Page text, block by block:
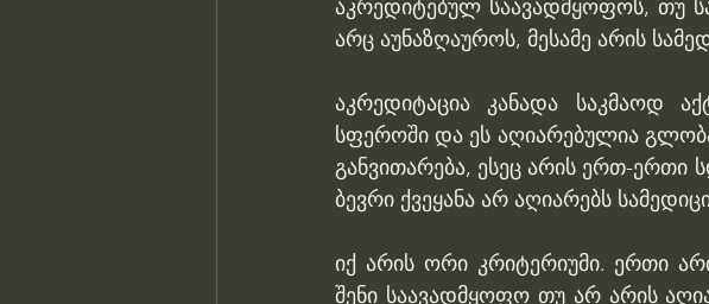
აკრედიტებულ საავადმყოფოს, თუ
არც აუნაზღაუროს, მესამე არის
აკრედიტაცია კანადა საკმაოდ
სფეროში და ეს აღიარებულია
განვითარება, ესეც არის ერთ-
ბევრი ქვეყანა არ აღიარებს
იქ არის ორი კრიტერიუმი. ერთი
შენი საავადმყოფო თუ არ არის